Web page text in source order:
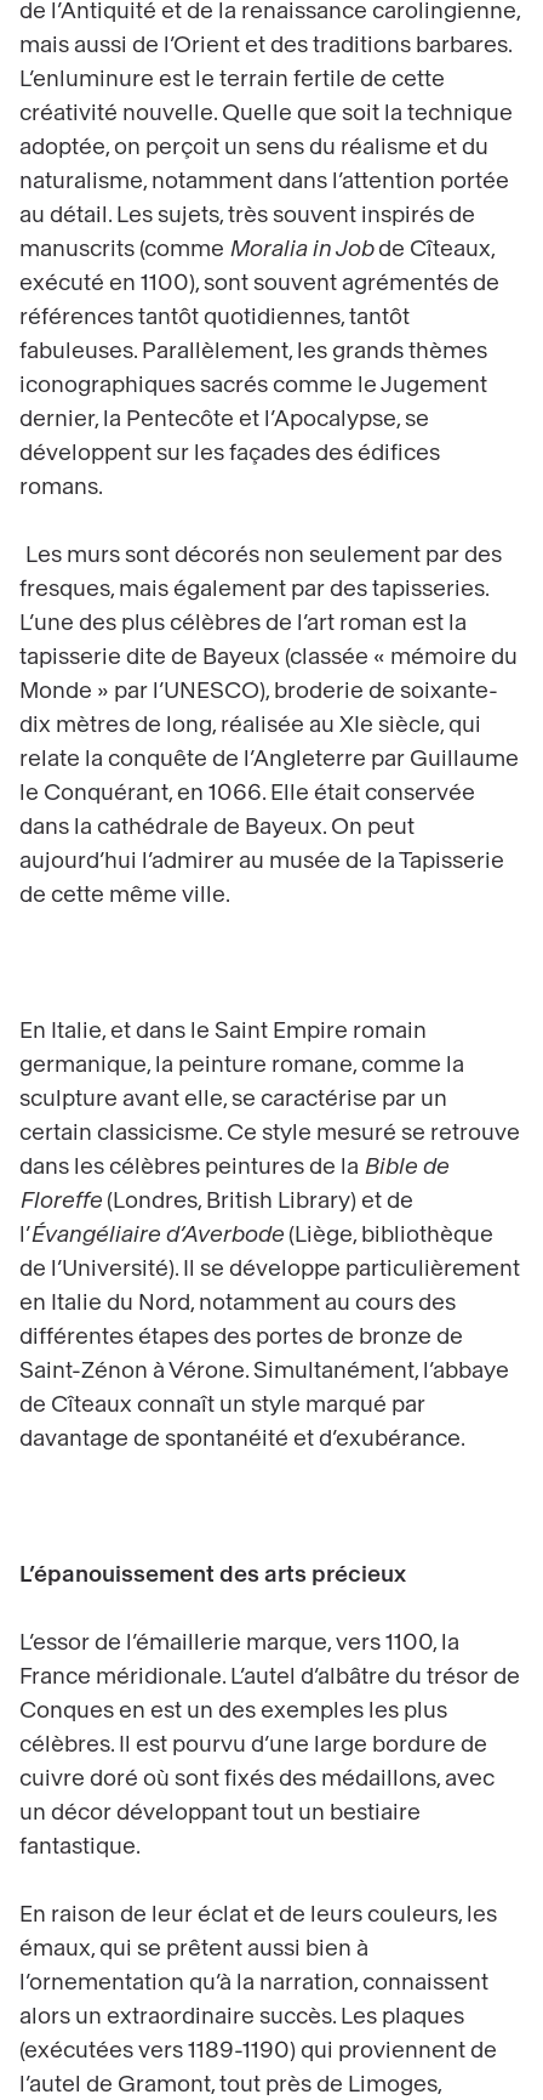
de l’Antiquité et de la renaissance carolingienne,
mais aussi de l’Orient et des traditions barbares.
L’enluminure est le terrain fertile de cette
créativité nouvelle. Quelle que soit la technique
adoptée, on perçoit un sens du réalisme et du
naturalisme, notamment dans l’attention portée
au détail. Les sujets, très souvent inspirés de
manuscrits (comme Moralia in Jobde Cîteaux,
exécuté en 1100), sont souvent agrémentés de
références tantôt quotidiennes, tantôt
fabuleuses. Parallèlement, les grands thèmes
iconographiques sacrés comme le Jugement
dernier, la Pentecôte et l’Apocalypse, se
développent sur les façades des édifices
romans.
Les murs sont décorés non seulement par des
fresques, mais également par des tapisseries.
L’une des plus célèbres de l’art roman est la
tapisserie dite de Bayeux (classée « mémoire du
Monde » par l’UNESCO), broderie de soixante-
dix mètres de long, réalisée au XIe siècle, qui
relate la conquête de l’Angleterre par Guillaume
le Conquérant, en 1066. Elle était conservée
dans la cathédrale de Bayeux. On peut
aujourd’hui l’admirer au musée de la Tapisserie
de cette même ville.
En Italie, et dans le Saint Empire romain
germanique, la peinture romane, comme la
sculpture avant elle, se caractérise par un
certain classicisme. Ce style mesuré se retrouve
dans les célèbres peintures de la Bible de
Floreffe (Londres, British Library) et de
l’Évangéliaire d’Averbode (Liège, bibliothèque
de l’Université). Il se développe particulièrement
en Italie du Nord, notamment au cours des
différentes étapes des portes de bronze de
Saint-Zénon à Vérone. Simultanément, l’abbaye
de Cîteaux connaît un style marqué par
davantage de spontanéité et d’exubérance.
L’épanouissement des arts précieux
L’essor de l’émaillerie marque, vers 1100, la
France méridionale. L’autel d’albâtre du trésor de
Conques en est un des exemples les plus
célèbres. Il est pourvu d’une large bordure de
cuivre doré où sont fixés des médaillons, avec
un décor développant tout un bestiaire
fantastique.
En raison de leur éclat et de leurs couleurs, les
émaux, qui se prêtent aussi bien à
l’ornementation qu’à la narration, connaissent
alors un extraordinaire succès. Les plaques
(exécutées vers 1189-1190) qui proviennent de
l’autel de Gramont, tout près de Limoges,